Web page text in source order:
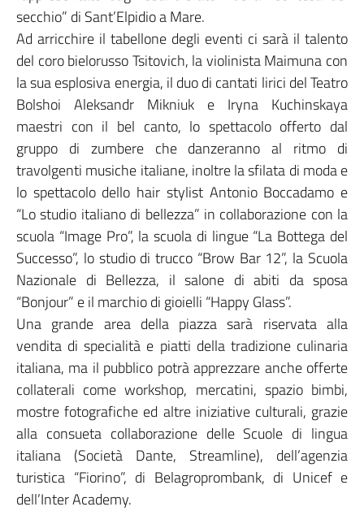
secchio” di Sant’Elpidio a Mare.
Ad arricchire il tabellone degli eventi ci sarà il talento
del coro bielorusso Tsitovich, la violinista Maimuna con
la sua esplosiva energia, il duo di cantati lirici del Teatro
Bolshoi Aleksandr Mikniuk e Iryna Kuchinskaya
maestri con il bel canto, lo spettacolo offerto dal
gruppo di zumbere che danzeranno al ritmo di
travolgenti musiche italiane, inoltre la sfilata di moda e
lo spettacolo dello hair stylist Antonio Boccadamo e
“Lo studio italiano di bellezza” in collaborazione con la
scuola “Image Pro”, la scuola di lingue “La Bottega del
Successo”, lo studio di trucco “Brow Bar 12”, la Scuola
Nazionale di Bellezza, il salone di abiti da sposa
“Bonjour” e il marchio di gioielli “Happy Glass”.
Una grande area della piazza sarà riservata alla
vendita di specialità e piatti della tradizione culinaria
italiana, ma il pubblico potrà apprezzare anche offerte
collaterali come workshop, mercatini, spazio bimbi,
mostre fotografiche ed altre iniziative culturali, grazie
alla consueta collaborazione delle Scuole di lingua
italiana (Società Dante, Streamline), dell’agenzia
turistica “Fiorino”, di Belagroprombank, di Unicef e
dell’Inter Academy.